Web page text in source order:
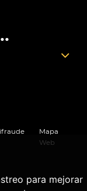
para mejorar
Mapa
Web